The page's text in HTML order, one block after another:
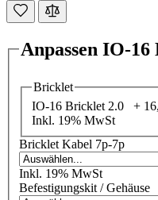
Anpassen IO-
Bricklet
IO-16 Bricklet 2.0 +
Inkl. 19% MwSt
Bricklet Kabel 7p-7p
Inkl. 19% MwSt
Befestigungskit / Gehäuse